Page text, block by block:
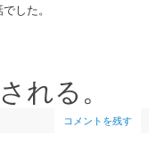
した。
れる。
コメントを残す